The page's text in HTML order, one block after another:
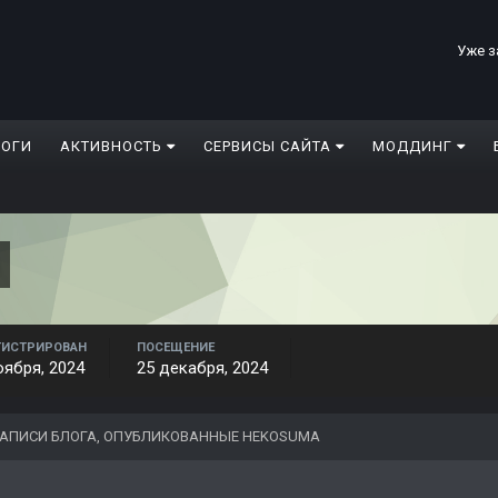
Уже
АКТИВНОСТЬ СЕРВИСЫ САЙТА МОДДИНГ
2024
ПОСЕЩЕНИЕ
25 декабря, 2024
БЛОГА, ОПУБЛИКОВАННЫЕ HEKOSUMA